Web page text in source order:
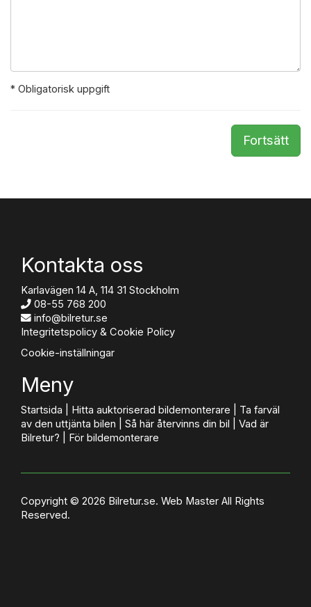
* Obligatorisk uppgift
Fortsätt
Kontakta oss
Karlavägen 14 A, 114 31 Stockholm
08-55 768 200
info@bilretur.se
Integritetspolicy & Cookie Policy
Cookie-inställningar
Meny
Startsida Hitta auktoriserad bildemonterare
Ta farväl
av den uttjänta bilen
Så här återvinns din bil
Vad är
Bilretur?
För bildemonterare
Copyright © 2026 Bilretur.se. Web Master All Rights
Reserved.